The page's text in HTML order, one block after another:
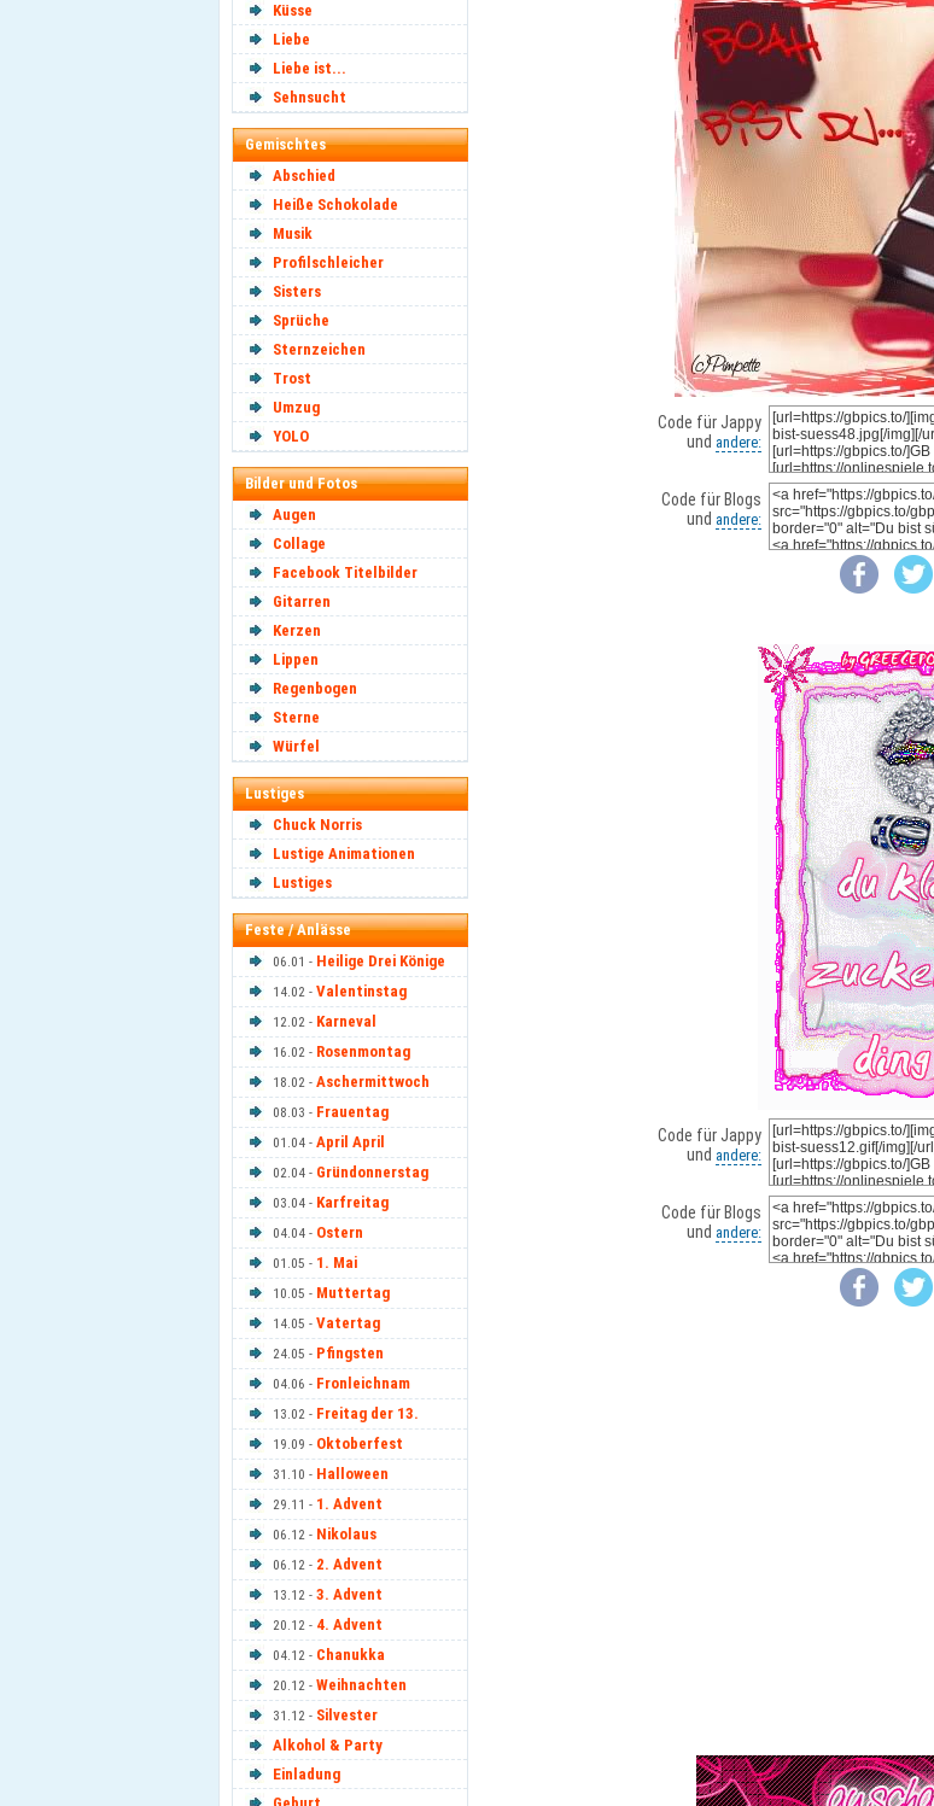
Küsse
Liebe
Liebe ist...
Sehnsucht
Gemischtes
Abschied
Heiße Schokolade
Musik
Profilschleicher
Sisters
Sprüche
Sternzeichen
Trost
Umzug
YOLO
Bilder und Fotos
Augen
Collage
Facebook Titelbilder
Gitarren
Kerzen
Lippen
Regenbogen
Sterne
Würfel
Lustiges
Chuck Norris
Lustige Animationen
Lustiges
Feste / Anlässe
06.01 - Heilige Drei Könige
14.02 - Valentinstag
12.02 - Karneval
16.02 - Rosenmontag
18.02 - Aschermittwoch
08.03 - Frauentag
01.04 - April April
02.04 - Gründonnerstag
03.04 - Karfreitag
04.04 - Ostern
01.05 - 1. Mai
10.05 - Muttertag
14.05 - Vatertag
24.05 - Pfingsten
04.06 - Fronleichnam
13.02 - Freitag der 13.
19.09 - Oktoberfest
31.10 - Halloween
29.11 - 1. Advent
06.12 - Nikolaus
06.12 - 2. Advent
13.12 - 3. Advent
20.12 - 4. Advent
04.12 - Chanukka
20.12 - Weihnachten
31.12 - Silvester
Alkohol & Party
Einladung
Code für Jappy
und andere:
Code für Blogs
und andere:
Code für Jappy
und andere:
Code für Blogs
und andere: